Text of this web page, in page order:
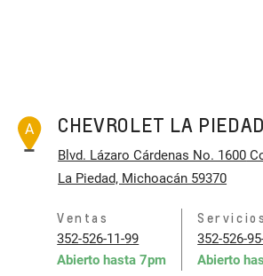
A CHEVROLET LA PIEDAD
Blvd. Lázaro Cárdenas No. 1600
La Piedad, Michoacán 59370
Ventas
352-526-11-99
Abierto hasta7pm
Servicios
352-526-
Abierto